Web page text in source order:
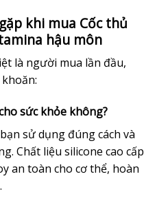
khi mua Cốc thủ
hậu môn
là người mua lần đầu,
sức khỏe không?
sử dụng đúng cách và
Chất liệu silicone cao cấp
an toàn cho cơ thể, hoàn